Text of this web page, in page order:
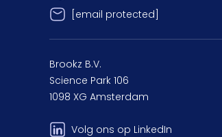
[email protected]
Brookz B.V.
Science Park 106
1098 XG Amsterdam
Volg ons op LinkedIn